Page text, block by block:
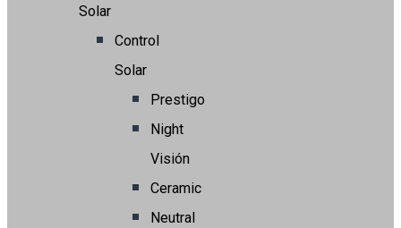
Solar
Control
Solar
Prestigo
Night
Visión
Ceramic
Neutral